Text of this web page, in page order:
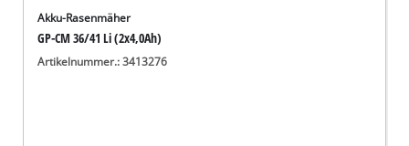
Akku-Rasenmäher
GP-CM 36/41 Li (2x4,0Ah)
Artikelnummer.: 3413276